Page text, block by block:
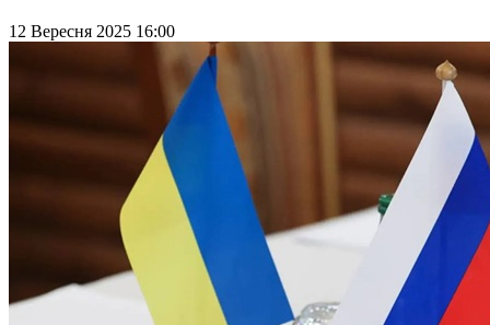
12 Вересня 2025 16:00